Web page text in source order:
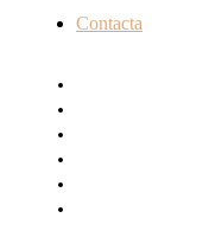
Contacta